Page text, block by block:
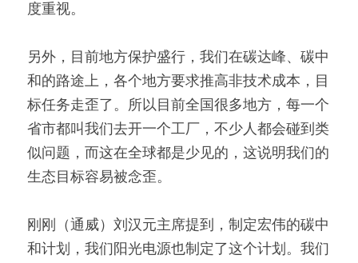
度重视。
另外，目前地方保护盛行，我们在碳达峰、碳中
和的路途上，各个地方要求推高非技术成本，目
标任务走歪了。所以目前全国很多地方，每一个
省市都叫我们去开一个工厂，不少人都会碰到类
似问题，而这在全球都是少见的，这说明我们的
生态目标容易被念歪。
刚刚（通威）刘汉元主席提到，制定宏伟的碳中
和计划，我们阳光电源也制定了这个计划。我们